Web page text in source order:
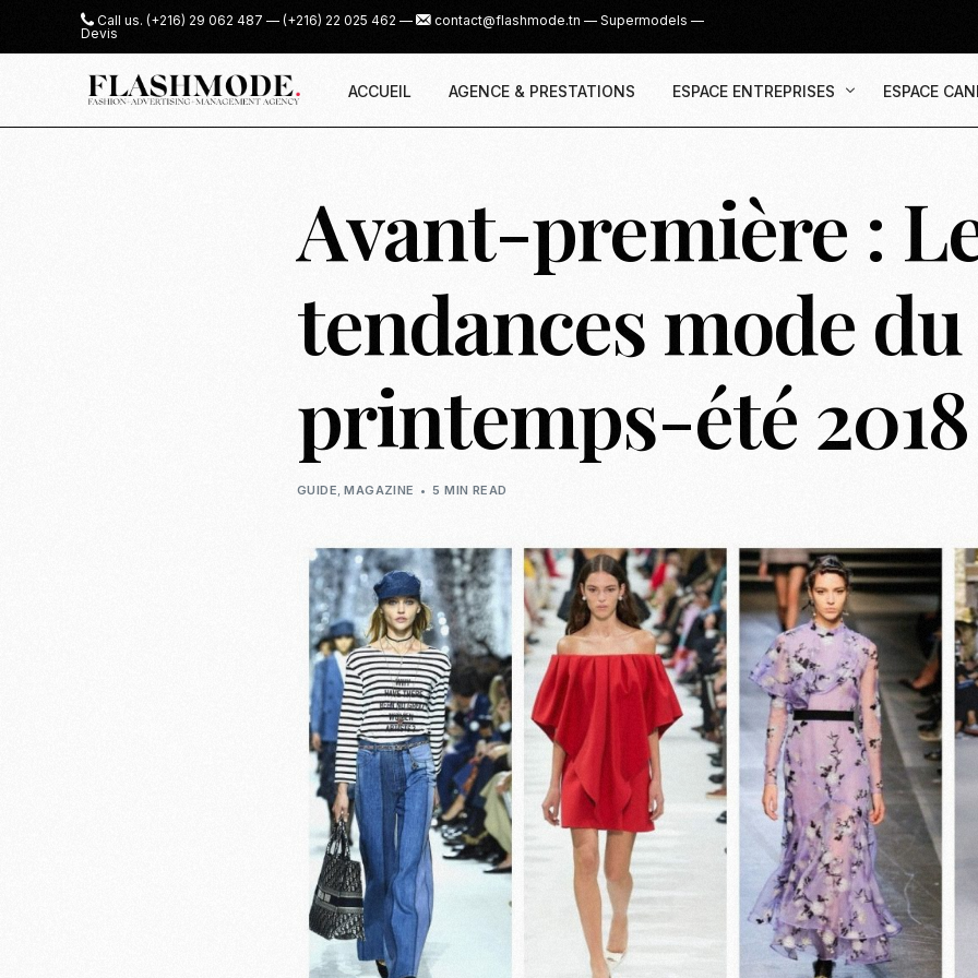
Call us. (+216) 29 062 487 — (+216) 22 025 462 — contact@flashmode.tn — Supermodels —
Devis
ACCUEIL AGENCE & PRESTATIONS ESPACE ENTREPRISES
Demande Devis
Agence & Prestations
ESPACE
UGC
Casting
Cover Girl
Casting IG
Casting
Casting
Séance
Avant-première :
tendances mode du
printemps-été 2018
GUIDE ,MAGAZINE 5 MIN READ